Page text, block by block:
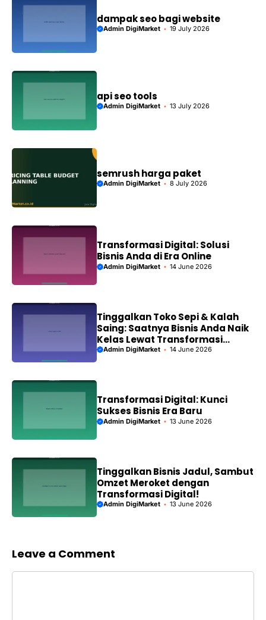
dampak seo bagi website
Admin DigiMarket 19 July 2026
api seo tools
Admin DigiMarket 13 July 2026
semrush harga paket
Admin DigiMarket 8 July 2026
Transformasi Digital: Solusi
Bisnis Anda di Era Online
Admin DigiMarket 14 June 2026
Tinggalkan Toko Sepi & Kalah
Saing: Saatnya Bisnis Anda Naik
Kelas Lewat Transformasi
Digital!
Admin DigiMarket 14 June 2026
Transformasi Digital: Kunci
Sukses Bisnis Era Baru
Admin DigiMarket 13 June 2026
Tinggalkan Bisnis Jadul, Sambut
Omzet Meroket dengan
Transformasi Digital!
Admin DigiMarket 13 June 2026
Leave a Comment